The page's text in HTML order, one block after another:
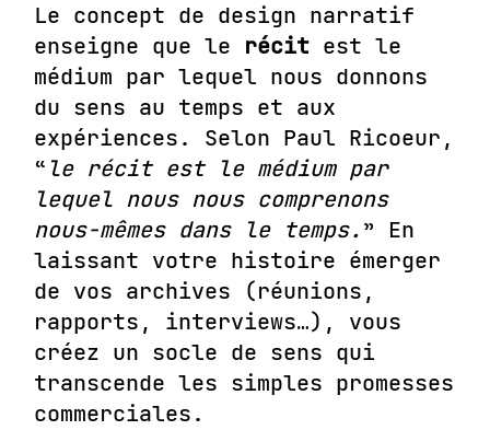
Le concept de design narratif
enseigne que le récit est le
médium par lequel nous donnons
du sens au temps et aux
expériences. Selon Paul Ricoeur,
“ le récit est le médium par
lequel nous nous comprenons
nous-mêmes dans le temps. ” En
laissant votre histoire émerger
de vos archives (réunions,
rapports, interviews…), vous
créez un socle de sens qui
transcende les simples promesses
commerciales.